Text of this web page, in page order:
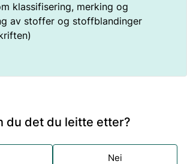
klassifisering, merking og
av stoffer og stoffblandinger
du det du leitte etter?
Nei